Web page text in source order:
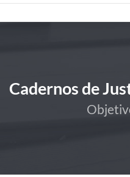
Cadernos de